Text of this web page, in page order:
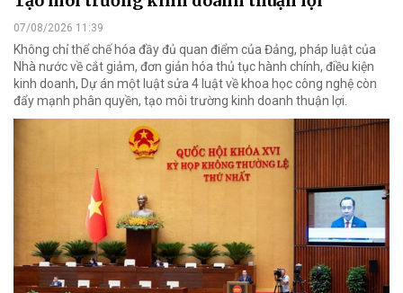
07/08/2026 11:39
Không chỉ thể chế hóa đầy đủ quan điểm của Đảng, pháp luật của
Nhà nước về cắt giảm, đơn giản hóa thủ tục hành chính, điều kiện
kinh doanh, Dự án một luật sửa 4 luật về khoa học công nghệ còn
đẩy mạnh phân quyền, tạo môi trường kinh doanh thuận lợi.